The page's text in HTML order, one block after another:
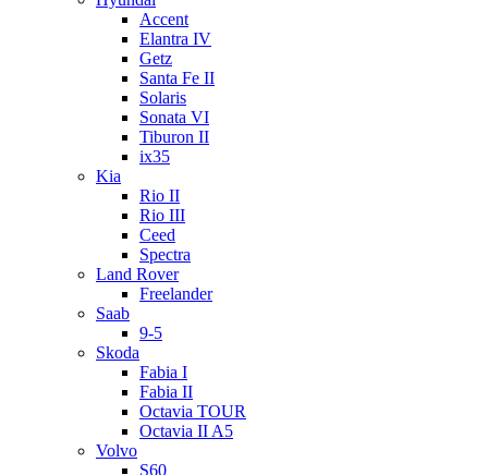
Accent
Elantra IV
Getz
Santa Fe II
Solaris
Sonata VI
Tiburon II
ix35
Kia
Rio II
Rio III
Ceed
Spectra
Land Rover
Freelander
Saab
9-5
Skoda
Fabia I
Fabia II
Octavia TOUR
Octavia II A5
Volvo
S60